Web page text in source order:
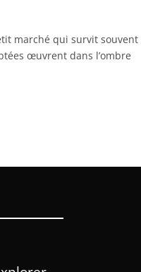
marché qui survit souvent
œuvrent dans l’ombre